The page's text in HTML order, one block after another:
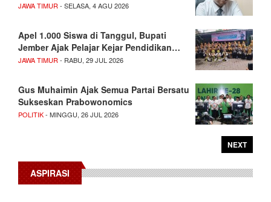
JAWA TIMUR - SELASA, 4 AGU 2026
Apel 1.000 Siswa di Tanggul, Bupati
Jember Ajak Pelajar Kejar Pendidikan…
JAWA TIMUR - RABU, 29 JUL 2026
Gus Muhaimin Ajak Semua Partai Bersatu
Sukseskan Prabowonomics
POLITIK- MINGGU, 26 JUL 2026
NEXT
ASPIRASI